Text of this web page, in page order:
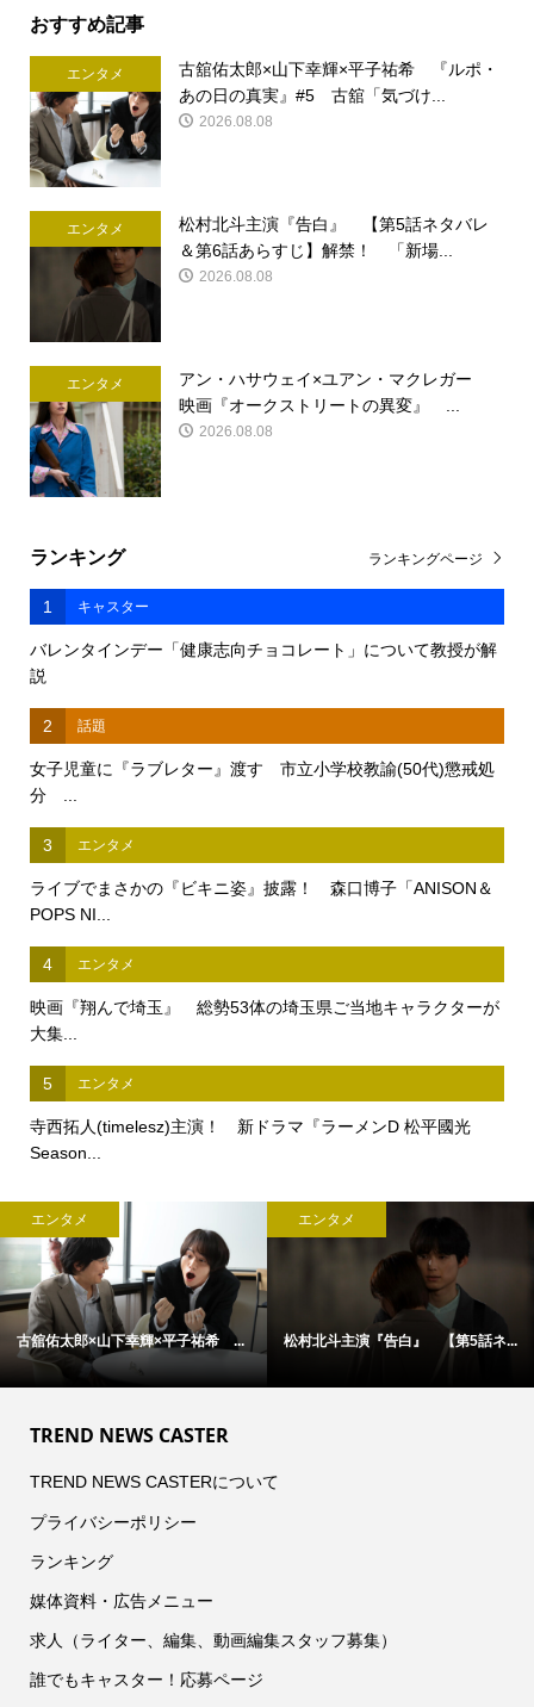
おすすめ記事
エンタメ
古舘佑太郎×山下幸輝×平子祐希 『ルポ・
あの日の真実』#5 古舘「気づけ...
2026.08.08
エンタメ
松村北斗主演『告白』 【第5話ネタバレ
＆第6話あらすじ】解禁！ 「新場...
2026.08.08
エンタメ
アン・ハサウェイ×ユアン・マクレガー
映画『オークストリートの異変』 ...
2026.08.08
ランキング
1 キャスター
バレンタインデー「健康志向チョコレート」について教授が解
説
2 話題
女子児童に『ラブレター』渡す 市立小学校教諭(50代)懲戒処
分 ...
3 エンタメ
ライブでまさかの『ビキニ姿』披露！ 森口博子「ANISON＆
POPS NI...
4 エンタメ
映画『翔んで埼玉』 総勢53体の埼玉県ご当地キャラクターが
大集...
5 エンタメ
寺西拓人(timelesz)主演！ 新ドラマ『ラーメンD 松平國光
Season...
ランキングページ
エンタメ
古舘佑太郎×山下幸輝×平子祐希 ...
エンタメ
松村北斗主演『告白』 【第5話ネ...
TREND NEWS CASTER
TREND NEWS CASTERについて
プライバシーポリシー
ランキング
媒体資料・広告メニュー
求人（ライター、編集、動画編集スタッフ募集）
誰でもキャスター！応募ページ